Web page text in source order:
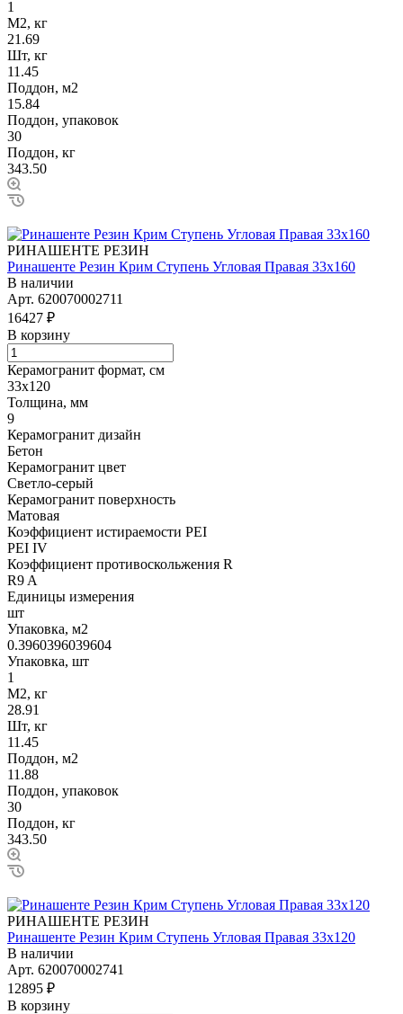
1
М2, кг
21.69
Шт, кг
11.45
Поддон, м2
15.84
Поддон, упаковок
30
Поддон, кг
343.50
РИНАШЕНТЕ РЕЗИН
Ринашенте Резин Крим Ступень Угловая Правая 33х160
В наличии
Арт. 620070002711
16427 ₽
В корзину
Керамогранит формат, см
33х120
Толщина, мм
9
Керамогранит дизайн
Бетон
Керамогранит цвет
Светло-серый
Керамогранит поверхность
Матовая
Коэффициент истираемости PEI
PEI IV
Коэффициент противоскольжения R
R9 A
Единицы измерения
шт
Упаковка, м2
0.3960396039604
Упаковка, шт
1
М2, кг
28.91
Шт, кг
11.45
Поддон, м2
11.88
Поддон, упаковок
30
Поддон, кг
343.50
РИНАШЕНТЕ РЕЗИН
Ринашенте Резин Крим Ступень Угловая Правая 33х120
В наличии
Арт. 620070002741
12895 ₽
В корзину